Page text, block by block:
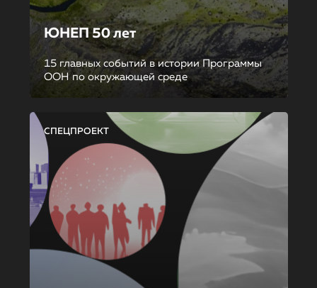
ЮНЕП 50 лет
15 главных событий в истории Программы
ООН по окружающей среде
СПЕЦПРОЕКТ